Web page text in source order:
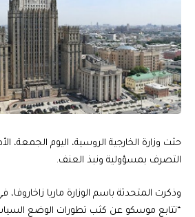
حثت وزارة الخارجية الروسية، اليوم الجمعة،
التصرف بمسؤولية ونبذ العنف.
وذكرت المتحدثة باسم الوزارة ماريا زاخاروفا،
“تتابع موسكو عن كثب تطورات الوضع